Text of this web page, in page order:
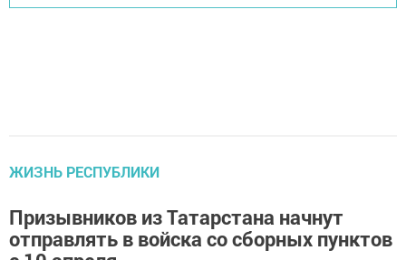
ЖИЗНЬ РЕСПУБЛИКИ
Призывников из Татарстана начнут
отправлять в войска со сборных пунктов